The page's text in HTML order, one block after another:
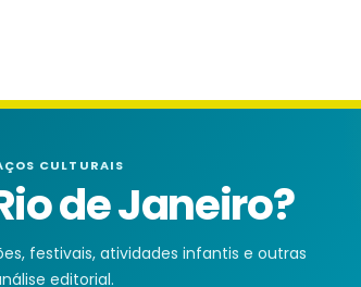
CULTURAIS
de Janeiro?
festivais, atividades infantis e outras
editorial.